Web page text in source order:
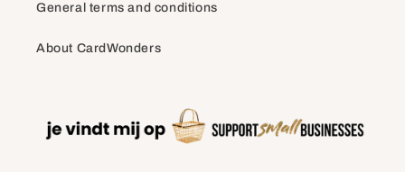
General terms and conditions
About CardWonders